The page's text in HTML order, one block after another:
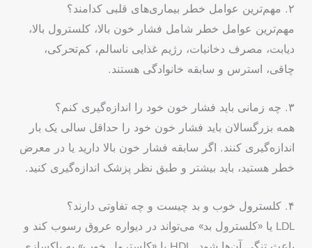
۲. مهم‌ترین عوامل خطر بیماری‌های قلبی کدامند؟
مهم‌ترین عوامل خطر شامل فشار خون بالا، کلسترول بالا،
دیابت، مصرف دخانیات، رژیم غذایی ناسالم، کم‌تحرکی،
چاقی، استرس و سابقه خانوادگی هستند.
۳. چه زمانی باید فشار خون خود را اندازه‌گیری کنم؟
همه بزرگسالان باید فشار خون خود را حداقل سالی یک بار
اندازه‌گیری کنند. اگر سابقه فشار خون بالا دارید یا در معرض
خطر هستید، باید بیشتر و طبق نظر پزشک اندازه‌گیری کنید.
۴. کلسترول خوب و بد چیست و چه تفاوتی دارند؟
LDL یا «کلسترول بد» می‌تواند در دیواره عروق رسوب کند و